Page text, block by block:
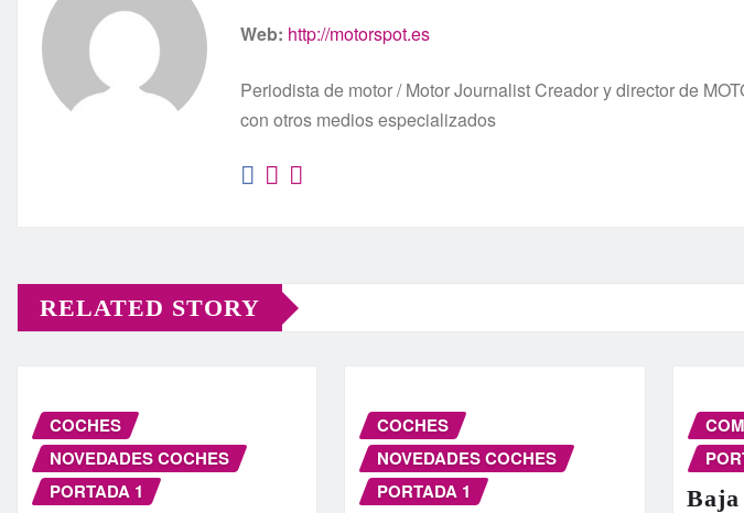
Web: http://motorspot.es
Periodista de motor / Motor Journalist Creador y director de
con otros medios especializados
RELATED STORY
COCHES
NOVEDADES COCHES
PORTADA 1
COCHES
NOVEDADES COCHES
PORTADA 1
Baja